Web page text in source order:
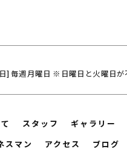
] 毎週月曜日 ※日曜日と火曜日が
スタッフ ギャラリー
スマン アクセス ブログ